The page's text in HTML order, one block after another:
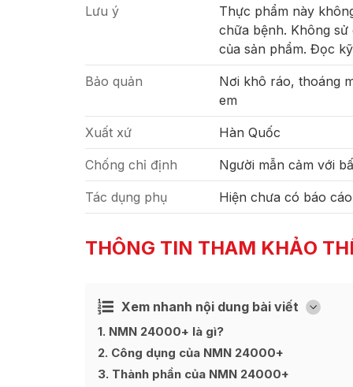
Lưu ý
Thực phẩm này
chữa bệnh. Không
của sản phẩm. Đọc
Bảo quản
Nơi khô ráo, thoáng
em
Xuất xứ Hàn Quốc
Chống chỉ định Người mẫn cảm với
Tác dụng phụ Hiện chưa có báo
THÔNG TIN THAM KHẢO
Xem nhanh nội dung bài viết [
Ẩn
1 NMN 24000+ là gì?
2 Công dụng của NMN 24000+
3 Thành phần của NMN 24000+